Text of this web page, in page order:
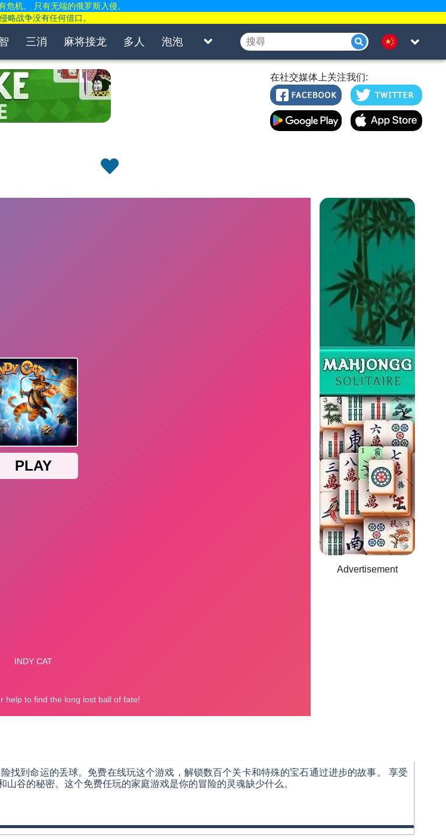
三消 麻将接龙 多人 泡泡
在社交媒体上关注我们:
Advertisement
找到命运的丢球。免费在线玩这个游戏，解锁数百个关卡和特殊的宝石通过进步的故事。 享受
谷的秘密。这个免费任玩的家庭游戏是你的冒险的灵魂缺少什么。
危机。 只有无端的俄罗斯入侵。
侵略战争没有任何借口。